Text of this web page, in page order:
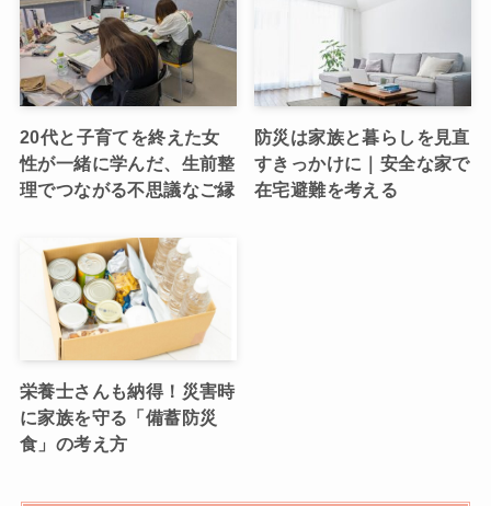
20代と子育てを終えた女
性が一緒に学んだ、生前整
理でつながる不思議なご縁
防災は家族と暮らしを見直
すきっかけに｜安全な家で
在宅避難を考える
栄養士さんも納得！災害時
に家族を守る「備蓄防災
食」の考え方